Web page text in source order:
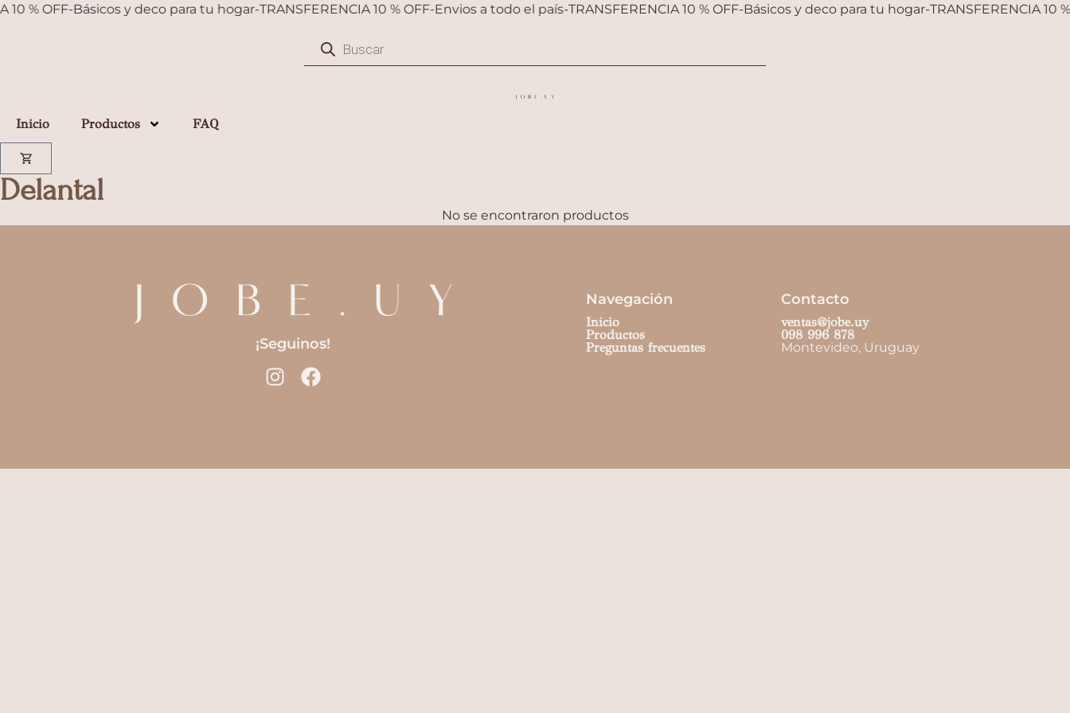
10 % OFF-Básicos y deco para tu hogar-TRANSFERENCIA 10 % OFF-Envios a todo el país-TRANSFERENCIA 10 % OFF-Básicos y deco para tu hogar-TRANSFERENCIA 10 %
Inicio Productos FAQ
Delantal
No se encontraron productos
¡Seguinos!
Navegación
Inicio
Productos
Preguntas frecuentes
Contacto
ventas@jobe.uy
098 996 878
Montevideo, Uruguay